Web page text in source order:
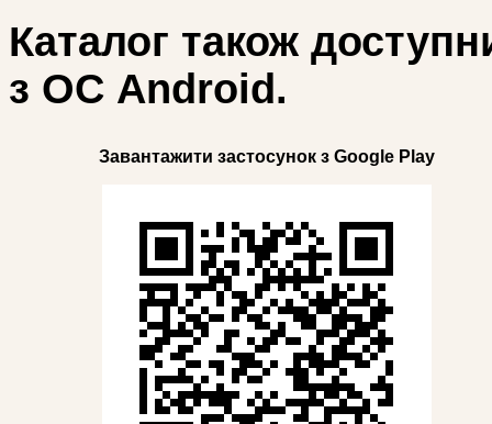
Каталог також
з ОС Android.
Завантажити застосунок з Google Play